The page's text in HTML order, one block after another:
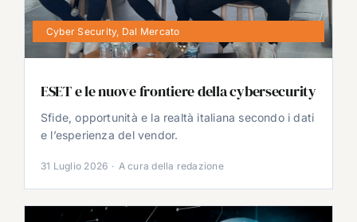
Cyber Security, Dal Mercato
ESET e le nuove frontiere della cybersecurity
Sfide, opportunità e la realtà italiana secondo i dati
e l’esperienza del vendor.
31 Luglio 2026 · A cura della redazione